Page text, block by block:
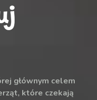
głównym celem
które czekają